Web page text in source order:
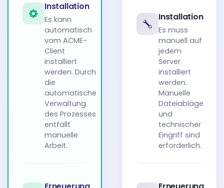
Installation
Es kann
automatisch
vom ACME-
Client
installiert
werden. Durch
die
automatische
Verwaltung
des Prozesses
entfällt
manuelle
Arbeit.
Installation
Es muss
manuell auf
jedem
Server
installiert
werden.
Manuelle
Dateiablage
und
technischer
Eingriff sind
erforderlich.